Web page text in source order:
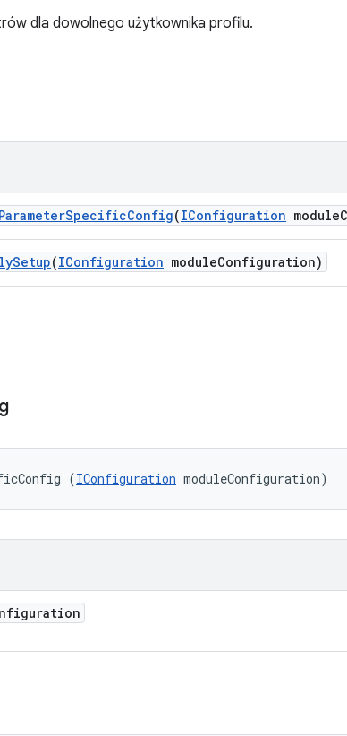
dla dowolnego użytkownika profilu.
ParameterSpecificConfig(IConfiguration module
Setup(IConfiguration moduleConfiguration)
(IConfiguration moduleConfiguration)